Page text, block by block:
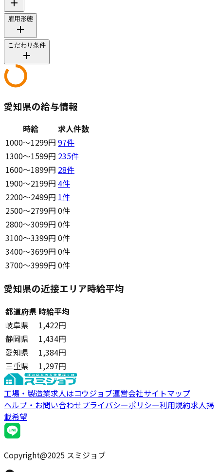
雇用形態
こだわり条件
愛知県の給与情報
時給
求人件数
1000〜1299円 97件
1300〜1599円 235件
1600〜1899円 28件
1900〜2199円 4件
2200〜2499円 1件
2500〜2799円 0件
2800〜3099円 0件
3100〜3399円 0件
3400〜3699円 0件
3700〜3999円 0件
愛知県の近接エリア時給平均
都道府県 時給平均
岐阜県
1,422円
静岡県
1,434円
愛知県
1,384円
三重県
1,297円
工場・製造業求人はコウジョブ運営会社サイトマップ
ヘルプ・お問い合わせプライバシーポリシー利用規約求人掲
載希望
Copyright@2025 スミジョブ